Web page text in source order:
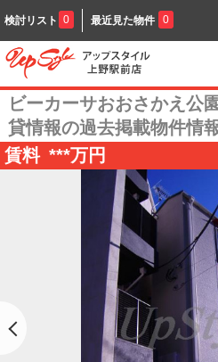
検討リスト 0 最近見た物件 0
ビーカーサおおさかえ公
貸情報の過去掲載物件情
賃料 ***万円